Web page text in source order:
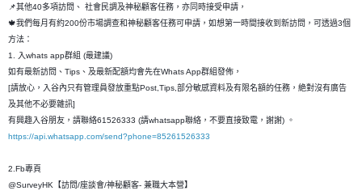
📌其他40多項訪問、 社會民調及神秘顧客任務，亦同時接受申請，
🍁我們每月有約200份市場調查和神秘顧客任務可申請，如想第一時間接收到新訪問，可透過3個
方法：
1. 入whats app群組 (最建議)
如有最新訪問、Tips、及最新配額均會先在Whats App群組發佈，
[請放心，入谷內只有管理員發放重點Post,Tips,部分敏感資料及有限名額的任務，絶對沒有廣告
及其他不必要雜訊]
有興趣入谷朋友，請聯絡61526333 (請whatsapp聯絡，不要直接致電，謝謝) 。
https://api.whatsapp.com/send?phone=85261526333
2.Fb專頁
@SurveyHK【訪問/座談會/神秘顧客- 兼職大本營】